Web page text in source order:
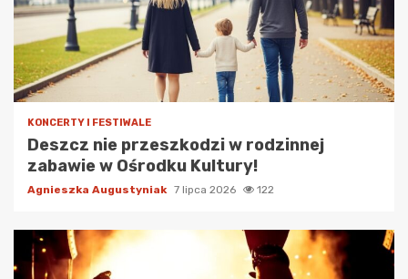
KONCERTY I FESTIWALE
Deszcz nie przeszkodzi w rodzinnej
zabawie w Ośrodku Kultury!
Agnieszka Augustyniak 7 lipca 2026 122